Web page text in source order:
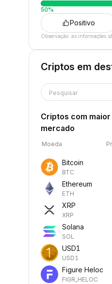
50%
Positivo
Observação: as informações
Criptos em
Pesquisar
Criptos com
mercado
Moeda
Bitcoin
BTC
Ethereum
ETH
XRP
XRP
Solana
SOL
USD1
USD1
Figure Heloc
FIGR_HELOC